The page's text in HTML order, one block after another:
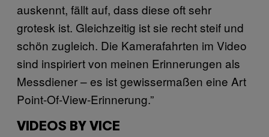
auskennt, fällt auf, dass diese oft sehr
grotesk ist. Gleichzeitig ist sie recht steif und
schön zugleich. Die Kamerafahrten im Video
sind inspiriert von meinen Erinnerungen als
Messdiener – es ist gewissermaßen eine Art
Point-Of-View-Erinnerung.”
VIDEOS BY VICE